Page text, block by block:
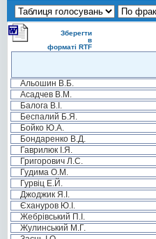
Зберегти
в
форматі RTF
Альошин В.Б.
Асадчев В.М.
Балога В.І.
Беспалий Б.Я.
Бойко Ю.А.
Бондаренко В.Д.
Гаврилюк І.Я.
Григорович Л.С.
Гудима О.М.
Гурвіц Е.Й.
Джоджик Я.І.
Єхануров Ю.І.
Жебрівський П.І.
Жулинський М.Г.